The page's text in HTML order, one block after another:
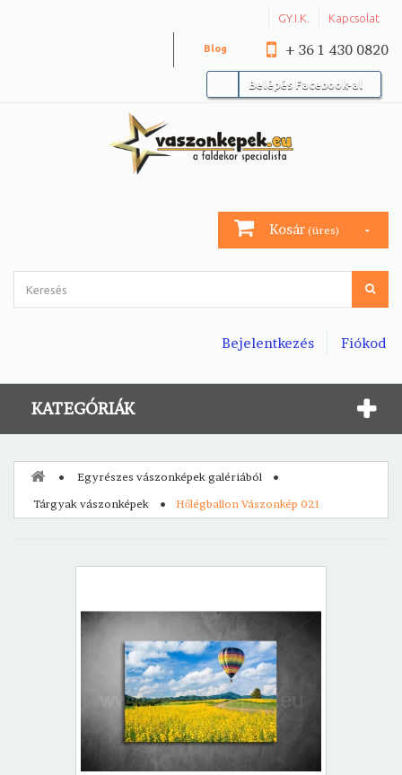
GY.I.K. Kapcsolat
+ 36 1 430 0820
Blog
Belépés Facebook-al
Kosár (üres)
Fiókod
Bejelentkezés
KATEGÓRIÁK
Egyrészes vászonképek galériából
Tárgyak vászonképek
Hőlégballon Vászonkép 021